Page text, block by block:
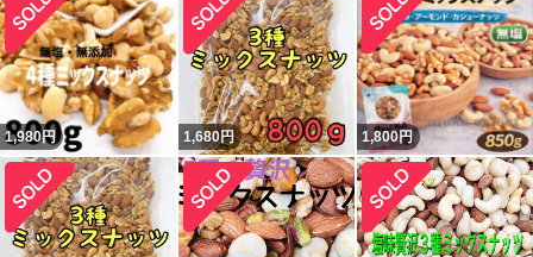
1,980円 1,680円 1,800円